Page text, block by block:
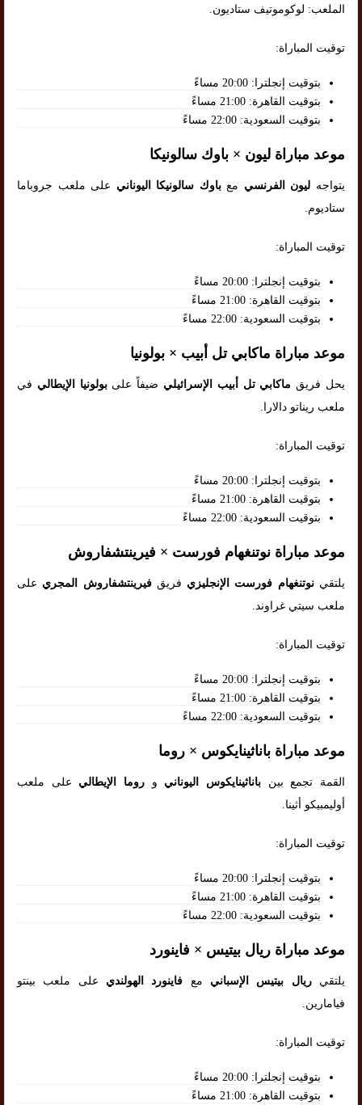
الملعب: لوكوموتيف ستاديون.
توقيت المباراة:
بتوقيت إنجلترا: 20:00 مساءً
بتوقيت القاهرة: 21:00 مساءً
بتوقيت السعودية: 22:00 مساءً
موعد مباراة ليون × باوك سالونيكا
يتواجه ليون الفرنسي معباوك سالونيكا اليوناني على ملعب جروباما
ستاديوم.
توقيت المباراة:
بتوقيت إنجلترا: 20:00 مساءً
بتوقيت القاهرة: 21:00 مساءً
بتوقيت السعودية: 22:00 مساءً
موعد مباراة ماكابي تل أبيب × بولونيا
يحل فريق ماكابي تل أبيب الإسرائيلي ضيفاً علىبولونيا الإيطالي في
ملعب ريناتو دالارا.
توقيت المباراة:
بتوقيت إنجلترا: 20:00 مساءً
بتوقيت القاهرة: 21:00 مساءً
بتوقيت السعودية: 22:00 مساءً
موعد مباراة نوتنغهام فورست × فيرينتشفاروش
يلتقينوتنغهام فورست الإنجليزي فريقفيرينتشفاروش المجري على
ملعب سيتي غراوند.
توقيت المباراة:
بتوقيت إنجلترا: 20:00 مساءً
بتوقيت القاهرة: 21:00 مساءً
بتوقيت السعودية: 22:00 مساءً
موعد مباراة باناثينايكوس × روما
القمة تجمع بين باناثينايكوس اليوناني و روما الإيطالي على ملعب
أوليمبيكو أثينا.
توقيت المباراة:
بتوقيت إنجلترا: 20:00 مساءً
بتوقيت القاهرة: 21:00 مساءً
بتوقيت السعودية: 22:00 مساءً
موعد مباراة ريال بيتيس × فاينورد
يلتقيريال بيتيس الإسباني مع فاينورد الهولندي على ملعب بينتو
فيامارين.
توقيت المباراة:
بتوقيت إنجلترا: 20:00 مساءً
بتوقيت القاهرة: 21:00 مساءً